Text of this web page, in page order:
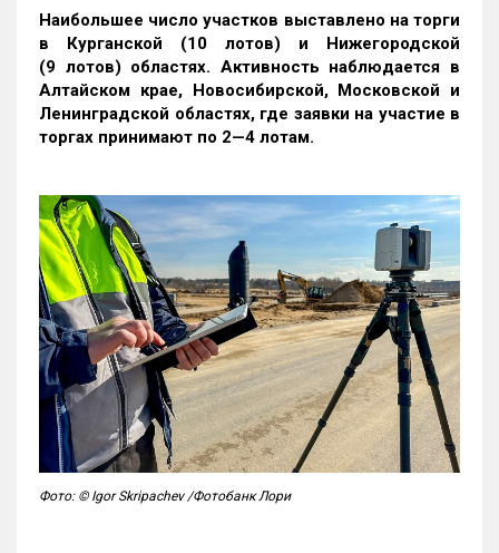
Наибольшее число участков выставлено на торги
в Курганской (10 лотов) и Нижегородской
(9 лотов) областях. Активность наблюдается в
Алтайском крае, Новосибирской, Московской и
Ленинградской областях, где заявки на участие в
торгах принимают по 2—4 лотам.
Фото: © Igor Skripachev /Фотобанк Лори